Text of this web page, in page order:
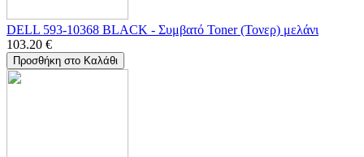
DELL 593-10368 BLACK - Συμβατό Toner (Τονερ) μελάνι
103.20 €
Προσθήκη στο Καλάθι